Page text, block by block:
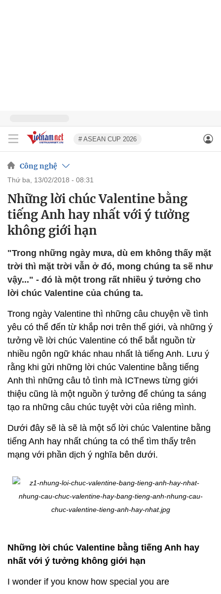
# ASEAN CUP 2026
Công nghệ
thứ ba, 13/02/2018 - 08:31
Những lời chúc Valentine bằng
tiếng Anh hay nhất với ý tưởng
không giới hạn
"Trong những ngày mưa, dù em không thấy mặt
trời thì mặt trời vẫn ở đó, mong chúng ta sẽ như
vậy..." - đó là một trong rất nhiều ý tưởng cho
lời chúc Valentine của chúng ta.
Trong ngày Valentine thì những câu chuyện về tình
yêu có thể đến từ khắp nơi trên thế giới, và những ý
tưởng về lời chúc Valentine có thể bắt nguồn từ
nhiều ngôn ngữ khác nhau nhất là tiếng Anh. Lưu ý
rằng khi gửi những lời chúc Valentine bằng tiếng
Anh thì những câu tỏ tình mà ICTnews từng giới
thiệu cũng là một nguồn ý tưởng để chúng ta sáng
tạo ra những câu chúc tuyệt vời của riêng mình.
Dưới đây sẽ là sẽ là một số lời chúc Valentine bằng
tiếng Anh hay nhất chúng ta có thể tìm thấy trên
mạng với phần dịch ý nghĩa bên dưới.
Những lời chúc Valentine bằng tiếng Anh hay
nhất với ý tưởng không giới hạn
I wonder if you know how special you are